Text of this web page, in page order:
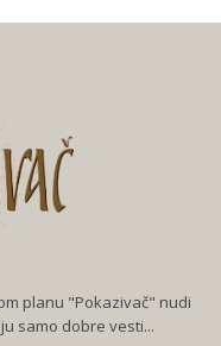
planu "Pokazivač" nudi
samo dobre vesti...